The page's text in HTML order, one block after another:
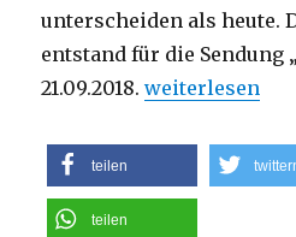
unterscheiden als heute.
entstand für die Sendung
21.09.2018.„Frühe Farben
weiterlesen
teilen
teilen